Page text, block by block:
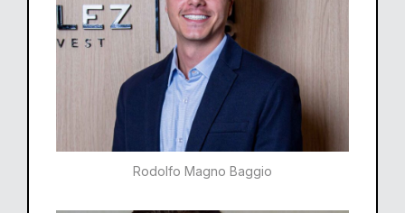
Rodolfo Magno Baggio​​